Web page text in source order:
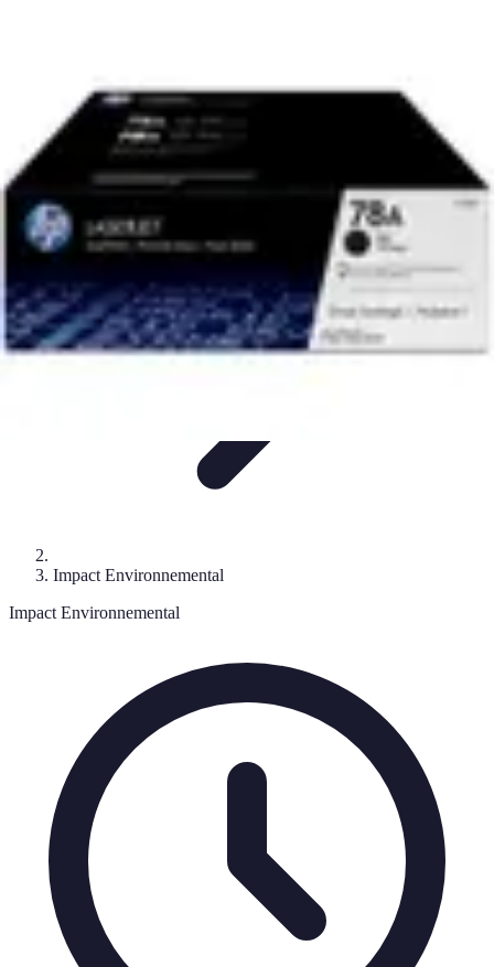
Eco Toner
Impact Environnemental
Impact Environnemental